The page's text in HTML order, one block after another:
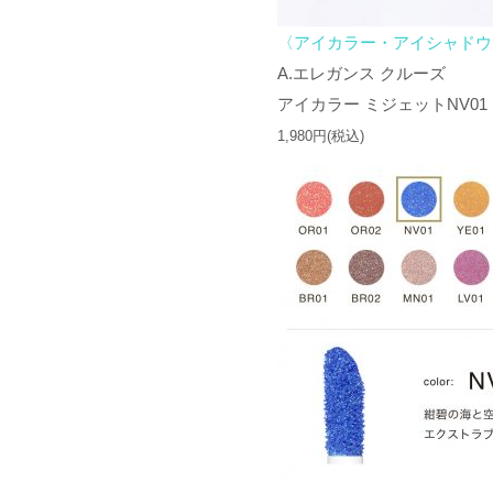
〈アイカラー・アイシャド
A.エレガンス クルーズ
アイカラー ミジェットNV01
1,980円(税込)